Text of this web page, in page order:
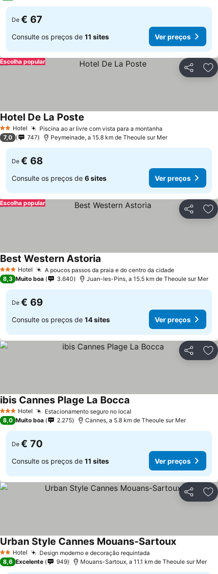
De € 67
Consulte os preços de 11 sites Ver preços
Partilhar
Escolha popular
2 Estrelas
Hotel Piscina ao ar livre com vista para a montanha
Hotel De La Poste
7,0 747 Peymeinade, a 15.8 km de Theoule sur Mer
De € 68
Consulte os preços de 6 sites Ver preços
Partilhar
Escolha popular
3 EstrelasHotel A poucos passos da praia e do centro da cidade
Best Western Astoria
8,3 Muito boa 3.640 Juan-les-Pins, a 15.5 km de Theoule sur Mer
De € 69
Consulte os preços de 14 sites Ver preços
Partilhar
3 EstrelasHotel Estacionamento seguro no local
ibis Cannes Plage La Bocca
8,0 Muito boa 2.275 Cannes, a 5.8 km de Theoule sur Mer
De € 70
Consulte os preços de 11 sites Ver preços
Partilhar
2 Estrelas
Hotel Design moderno e decoração requintada
Urban Style Cannes Mouans-Sartoux
8,6 Excelente 949 Mouans-Sartoux, a 11.1 km de Theoule sur Mer